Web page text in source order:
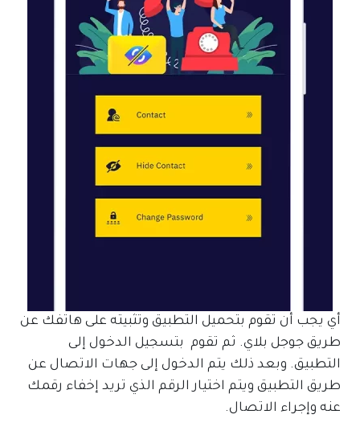
أي يجب أن تقوم بتحميل التطبيق وتثبيته على هاتفك عن
طريق جوجل بلاي. ثم تقوم بتسجيل الدخول إلى
التطبيق. وبعد ذلك يتم الدخول إلى جهات الاتصال عن
طريق التطبيق ويتم اختيار الرقم الذي تريد إخفاء رقمك
عنه وإجراء الاتصال.